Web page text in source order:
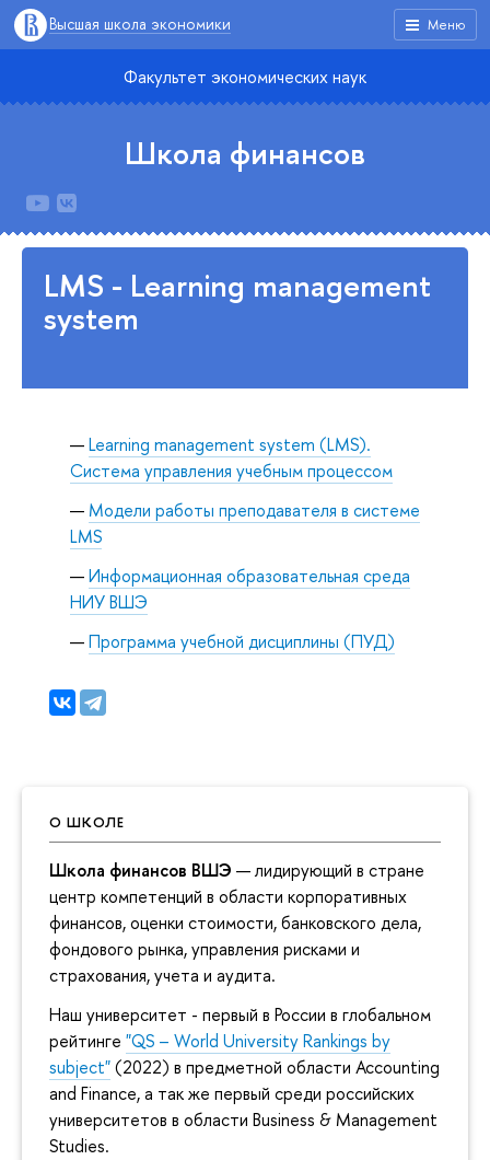
Меню
Высшая школа экономики
О ШКОЛЕ
Школа финансов ВШЭ — лидирующий в стране
центр компетенций в области корпоративных
финансов, оценки стоимости, банковского дела,
фондового рынка, управления рисками и
страхования, учета и аудита.
Наш университет - первый в России в глобальном
рейтинге "QS – World University Rankings by
subject"(2022) в предметной области Accounting
and Finance, а так же первый среди российских
университетов в области Business & Management
Studies.
Факультет экономических наук
Школа финансов
LMS - Learning management
system
Learning management system (LMS).
Cистема управления учебным процессом
Модели работы преподавателя в системе
LMS
Информационная образовательная среда
НИУ ВШЭ
Программа учебной дисциплины (ПУД)